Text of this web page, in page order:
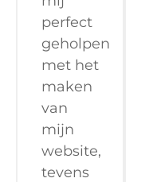
perfect
geholpen
met het
maken
van
mijn
website,
tevens